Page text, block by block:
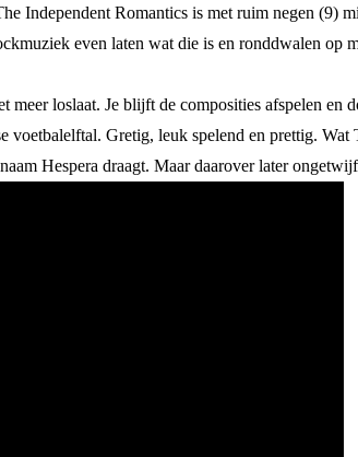
Independent Romantics is met ruim negen (9)
even laten wat die is en ronddwalen op
loslaat. Je blijft de composities afspelen en
voetbalelftal. Gretig, leuk spelend en prettig.
Hespera draagt. Maar daarover later